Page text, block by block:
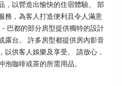
，以營造出愉快的住宿體驗。 部
務，為客人打造便利且令人滿意
巴都的部分房型提供獨特的設計
露台。 許多房型都提供房內影音
以供客人娛樂及享受。 請放心，
咖啡或茶的所需用品。